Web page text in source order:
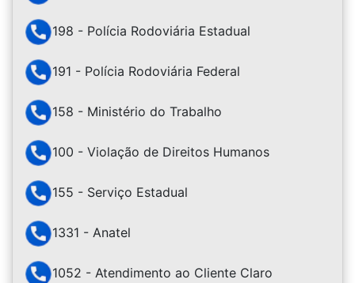
198 - Polícia Rodoviária Estadual
191 - Polícia Rodoviária Federal
158 - Ministério do Trabalho
100 - Violação de Direitos Humanos
155 - Serviço Estadual
1331 - Anatel
1052 - Atendimento ao Cliente Claro